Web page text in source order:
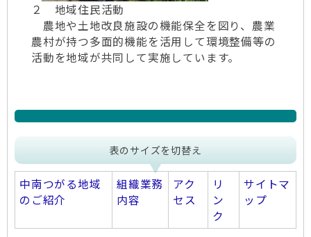
２ 地域住民活動
農地や土地改良施設の機能保全を図り、農業
農村が持つ多面的機能を活用して環境整備等の
活動を地域が共同して実施しています。
表のサイズを切替え
中南つがる地域
のご紹介
組織業務
内容
アク
セス
リ
ン
ク
サイトマ
ップ